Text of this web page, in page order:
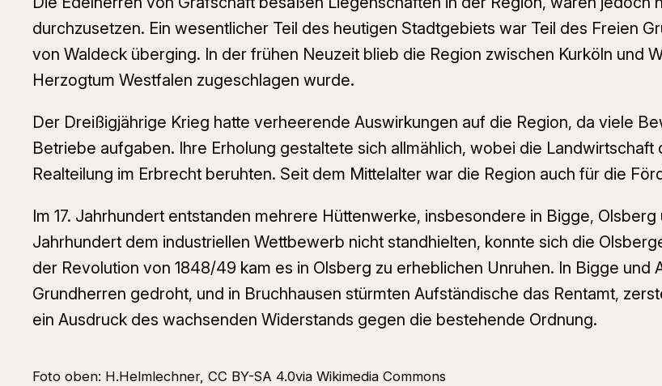
durchzusetzen. Ein wesentlicher Teil des heutigen Stadtgebiets war Teil des Freien
von Waldeck überging. In der frühen Neuzeit blieb die Region zwischen Kurköln und
Herzogtum Westfalen zugeschlagen wurde.
Der Dreißigjährige Krieg hatte verheerende Auswirkungen auf die Region, da viele
Betriebe aufgaben. Ihre Erholung gestaltete sich allmählich, wobei die
Realteilung im Erbrecht beruhten. Seit dem Mittelalter war die Region auch für die
Im 17. Jahrhundert entstanden mehrere Hüttenwerke, insbesondere in Bigge,
Jahrhundert dem industriellen Wettbewerb nicht standhielten, konnte sich die
der Revolution von 1848/49 kam es in Olsberg zu erheblichen Unruhen. In Bigge
Grundherren gedroht, und in Bruchhausen stürmten Aufständische das Rentamt,
ein Ausdruck des wachsenden Widerstands gegen die bestehende Ordnung.
Foto oben: H.Helmlechner, CC BY-SA 4.0via Wikimedia Commons